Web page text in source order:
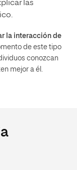
las
la interacción de
de este tipo
conozcan
mejor a él.